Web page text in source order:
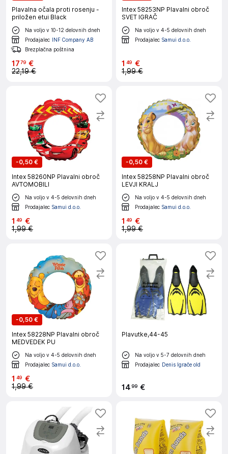
Plavalna očala proti rosenju -
priložen etui Black
Na voljo v 10-12 delovnih dneh
Prodajalec INF Company AB
Brezplačna poštnina
1779 €
22,19 €
Intex 58253NP Plavalni obroč
SVET IGRAČ
Na voljo v 4-5 delovnih dneh
Prodajalec Samui d.o.o.
1 49 €
1,99 €
-0,50 €
Intex 58260NP Plavalni obroč
AVTOMOBILI
Na voljo v 4-5 delovnih dneh
Prodajalec Samui d.o.o.
1 49 €
1,99 €
-0,50 €
Intex 58258NP Plavalni obroč
LEVJI KRALJ
Na voljo v 4-5 delovnih dneh
Prodajalec Samui d.o.o.
1 49 €
1,99 €
-0,50 €
Intex 58228NP Plavalni obroč
MEDVEDEK PU
Na voljo v 4-5 delovnih dneh
Prodajalec Samui d.o.o.
1 49 €
1,99 €
Plavutke,44-45
Na voljo v 5-7 delovnih dneh
Prodajalec Denis Igrače old
1499 €